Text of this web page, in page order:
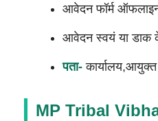
आवेदन फॉर्म
आवेदन स्वयं या डाक के
पता-
MP Tribal